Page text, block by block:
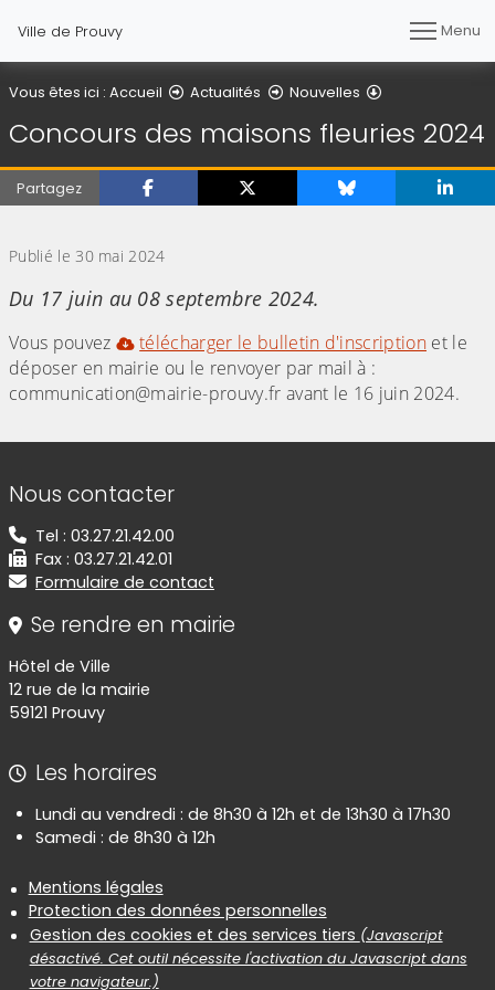
Ville de Prouvy Menu
Vous êtes ici : Accueil Actualités Nouvelles
Concours des maisons fleuries 2024
Partagez
Publié le 30 mai 2024
Du 17 juin au 08 septembre 2024.
Vous pouvez télécharger le bulletin d'inscription et le
déposer en mairie ou le renvoyer par mail à :
communication@mairie-prouvy.fr avant le 16 juin 2024.
Informations de contact
Nous contacter
Tel : 03.27.21.42.00
Fax : 03.27.21.42.01
Formulaire de contact
Se rendre en mairie
Hôtel de Ville
12 rue de la mairie
59121 Prouvy
Les horaires
Lundi au vendredi : de 8h30 à 12h et de 13h30 à 17h30
Samedi : de 8h30 à 12h
Informations réglementaires
Mentions légales
Protection des données personnelles
Gestion des cookies et des services tiers (Javascript
désactivé. Cet outil nécessite l'activation du Javascript dans
votre navigateur.)